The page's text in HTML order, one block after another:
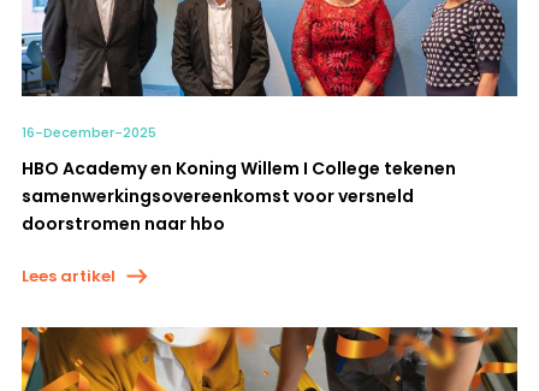
16-December-2025
HBO Academy en Koning Willem I College tekenen
samenwerkingsovereenkomst voor versneld
doorstromen naar hbo
Lees artikel